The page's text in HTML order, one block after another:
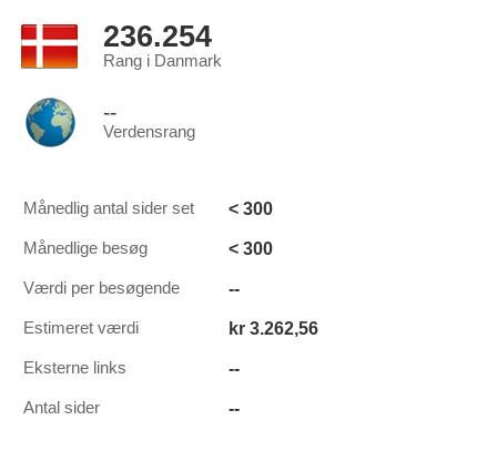
236.254
Rang i Danmark
--
Verdensrang
Månedlig antal sider set < 300
Månedlige besøg < 300
Værdi per besøgende --
Estimeret værdi kr 3.262,56
Eksterne links --
Antal sider --